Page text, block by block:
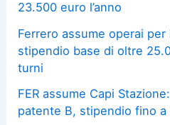
23.500 euro l’anno
Ferrero assume operai per
stipendio base di oltre
turni
FER assume Capi
patente B, stipendio fino a